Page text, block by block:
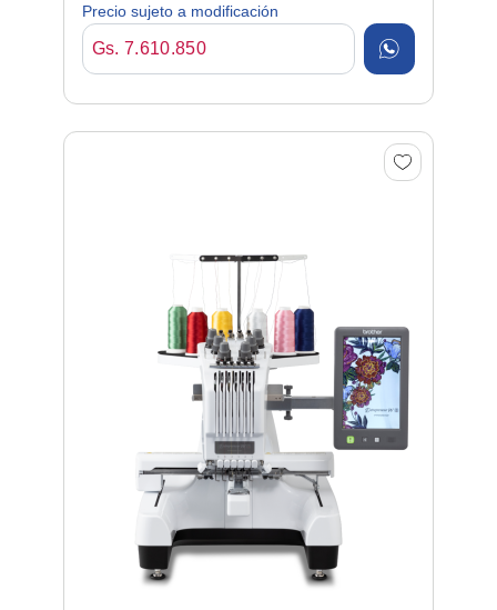
Precio sujeto a modificación
Gs. 7.610.850